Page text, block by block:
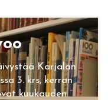
Karjalan
3. krs, kerran
kuukauden